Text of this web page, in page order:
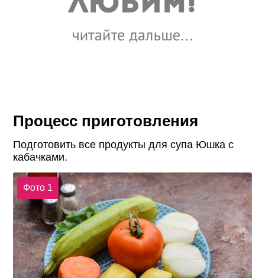
Процесс приготовления
Подготовить все продукты для супа Юшка с
кабачками.
Фото 1